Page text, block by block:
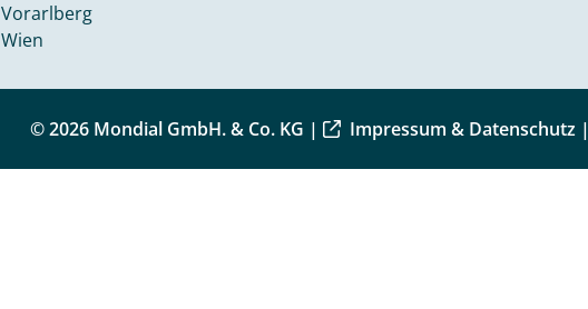
Vorarlberg
Wien
© 2026 Mondial GmbH. & Co. KG | Impressum & Datenschutz|